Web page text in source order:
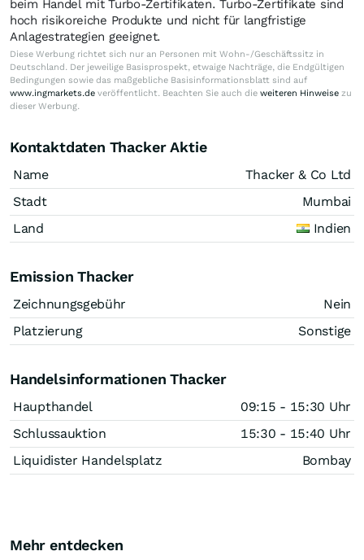
beim Handel mit Turbo-Zertifikaten. Turbo-Zertifikate sind
hoch risikoreiche Produkte und nicht für langfristige
Anlagestrategien geeignet.
Diese Werbung richtet sich nur an Personen mit Wohn-/Geschäftssitz in
Deutschland. Der jeweilige Basisprospekt, etwaige Nachträge, die Endgültigen
Bedingungen sowie das maßgebliche Basisinformationsblatt sind auf
www.ingmarkets.de veröffentlicht. Beachten Sie auch die weiteren Hinweise zu
dieser Werbung.
Kontaktdaten Thacker Aktie
Name
Thacker & Co Ltd
Stadt
Mumbai
Land
Indien
Emission Thacker
Zeichnungsgebühr
Nein
Platzierung
Sonstige
Handelsinformationen Thacker
Haupthandel
09:15 - 15:30 Uhr
Schlussauktion
15:30 - 15:40 Uhr
Liquidister Handelsplatz
Bombay
Mehr entdecken